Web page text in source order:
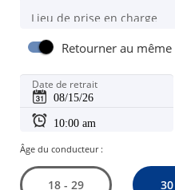
Lieu de prise en charge
Retourner au
Date de retrait
Âge du conducteur :
18 - 29